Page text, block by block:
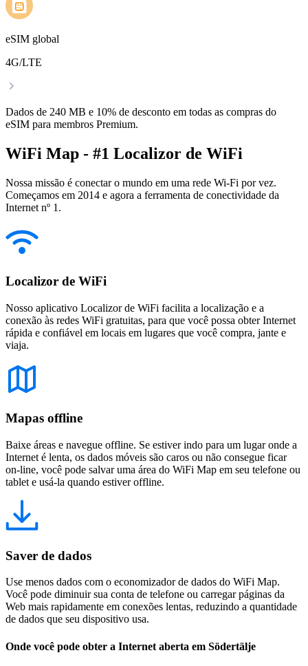
eSIM global
4G/LTE
Dados de 240 MB e 10% de desconto em todas as compras do
eSIM para membros Premium.
WiFi Map - #1 Localizor de WiFi
Nossa missão é conectar o mundo em uma rede Wi-Fi por vez.
Começamos em 2014 e agora a ferramenta de conectividade da
Internet nº 1.
Localizor de WiFi
Nosso aplicativo Localizor de WiFi facilita a localização e a
conexão às redes WiFi gratuitas, para que você possa obter Internet
rápida e confiável em locais em lugares que você compra, jante e
viaja.
Mapas offline
Baixe áreas e navegue offline. Se estiver indo para um lugar onde a
Internet é lenta, os dados móveis são caros ou não consegue ficar
on-line, você pode salvar uma área do WiFi Map em seu telefone ou
tablet e usá-la quando estiver offline.
Saver de dados
Use menos dados com o economizador de dados do WiFi Map.
Você pode diminuir sua conta de telefone ou carregar páginas da
Web mais rapidamente em conexões lentas, reduzindo a quantidade
de dados que seu dispositivo usa.
Onde você pode obter a Internet aberta em Södertälje